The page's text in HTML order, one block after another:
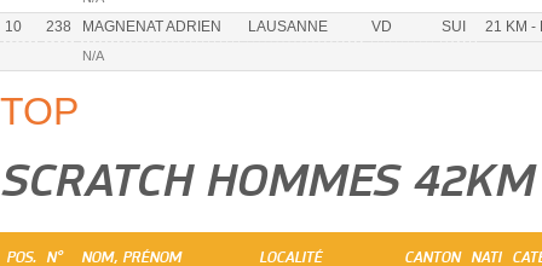
10 238 MAGNENAT ADRIEN LAUSANNE VD SUI 21 KM -
N/A
TOP
SCRATCH HOMMES 42KM
POS. N° NOM, PRÉNOM LOCALITÉ CANTON NATI